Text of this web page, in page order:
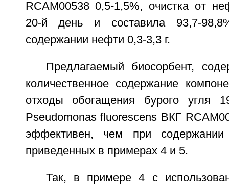
RCAM00538 0,5-1,5%, очистка от
20-й день и составила 93,7-
содержании нефти 0,3-3,3 г.
Предлагаемый биосорбент,
количественное содержание
отходы обогащения бурого угля
Pseudomonas fluorescens ВКГ
эффективен, чем при содержании
приведенных в примерах 4 и 5.
Так, в примере 4 с